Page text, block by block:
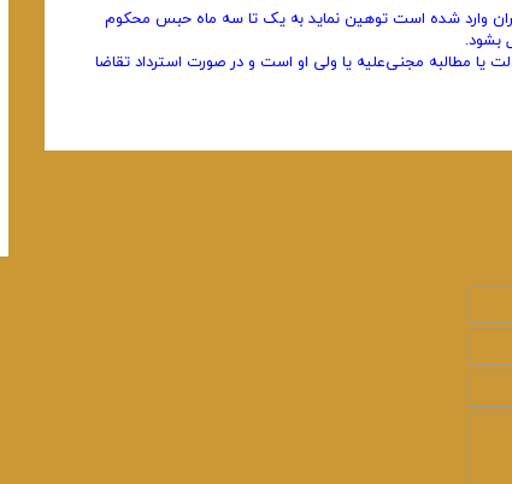
وارد شده است توهین نماید به یک تا سه ماه حبس محکوم
بشود.
یا مطالبه مجنی‌علیه یا ولی او است و در صورت استرداد تقاضا